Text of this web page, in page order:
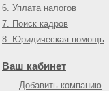
6. Уплата налогов
7. Поиск кадров
8. Юридическая помощь
Ваш кабинет
Добавить компанию